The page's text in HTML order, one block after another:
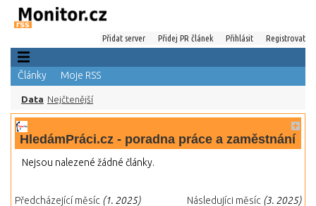
Přidat server Přidej PR článek Přihlásit Registrovat
Články Moje RSS
Data Nejčtenější
HledámPráci.cz - poradna práce a zaměstnání
Nejsou nalezené žádné články.
Předcházející měsíc (1. 2025) Následujíci měsíc (3. 2025)